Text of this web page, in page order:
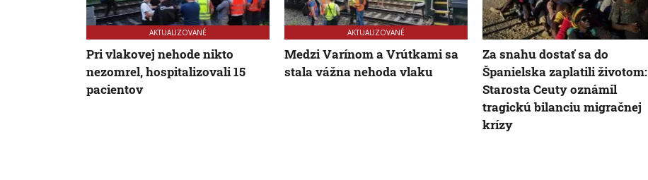
AKTUALIZOVANÉ
Pri vlakovej nehode nikto
nezomrel, hospitalizovali 15
pacientov
AKTUALIZOVANÉ
Medzi Varínom a Vrútkami sa
stala vážna nehoda vlaku
Za snahu dostať sa do
Španielska zaplatili životom:
Starosta Ceuty oznámil
tragickú bilanciu migračnej
krízy